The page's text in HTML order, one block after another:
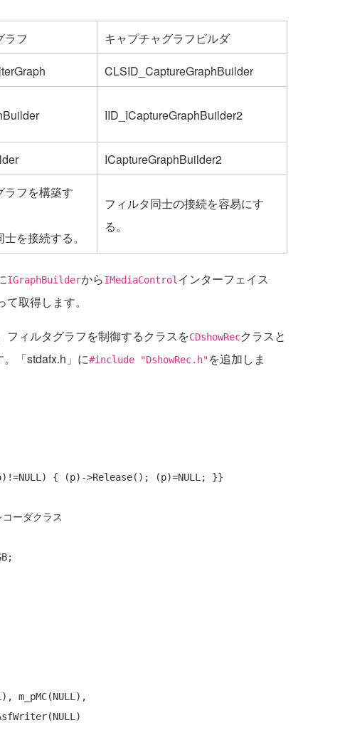
ラフ
キャプチャグラフビルダ
CLSID_CaptureGraphBuilder
IID_ICaptureGraphBuilder2
ICaptureGraphBuilder2
ラフを構築す
を接続する。
フィルタ同士の接続を容易にす
る。
IGraphBuilderからIMediaControlインターフェイス
て取得します。
ィルタグラフを制御するクラスをCDshowRecクラスと
「stdafx.h」に#include "DshowRec.h"を追加しま
NULL) { (p)->Release(); (p)=NULL; }}
ーダクラス
), m_pMC(NULL),
NULL)